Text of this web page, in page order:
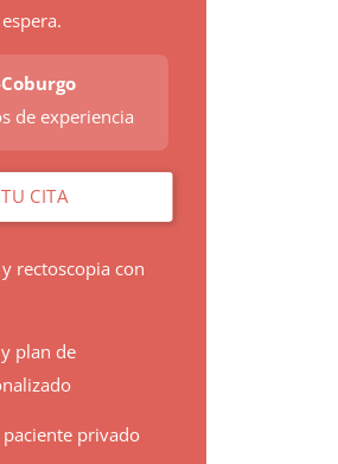
de experiencia
CITA
rectoscopia con
plan de
paciente privado